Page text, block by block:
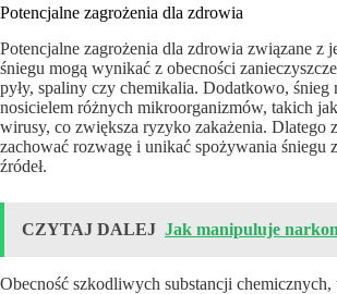
Potencjalne zagrożenia dla zdrowia
Potencjalne zagrożenia dla zdrowia związane z
śniegu mogą wynikać z obecności
pyły, spaliny czy chemikalia. Dodatkowo, śnieg
nosicielem różnych mikroorganizmów, takich
wirusy, co zwiększa ryzyko zakażenia. Dlatego
zachować rozwagę i unikać spożywania śniegu
źródeł.
CZYTAJ DALEJ Jak manipuluje
Obecność szkodliwych substancji chemicznych,